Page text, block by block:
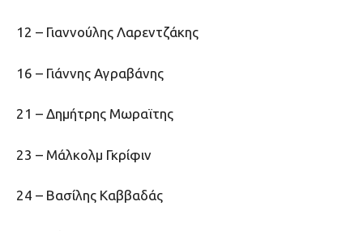
12 – Γιαννούλης Λαρεντζάκης
16 – Γιάννης Αγραβάνης
21 – Δημήτρης Μωραϊτης
23 – Μάλκολμ Γκρίφιν
24 – Βασίλης Καββαδάς